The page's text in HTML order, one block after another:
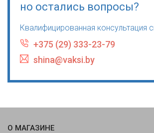
но остались вопросы?
Квалифицированная консультация
+375 (29) 333-23-79
shina@vaksi.by
О МАГАЗИНЕ